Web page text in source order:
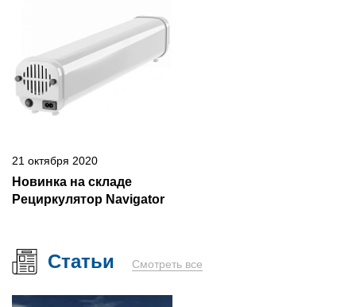
21 октября 2020
Новинка на складе
Рециркулятор Navigator
Статьи Смотреть все